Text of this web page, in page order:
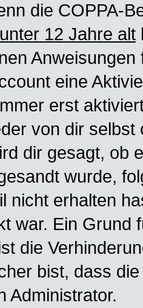
die COPPA-
12 Jahre alt
eine
erst
von dir selbst
dir gesagt, ob
wurde,
nicht erhalten
war. Ein Grund
die
bist, dass
Administrator.